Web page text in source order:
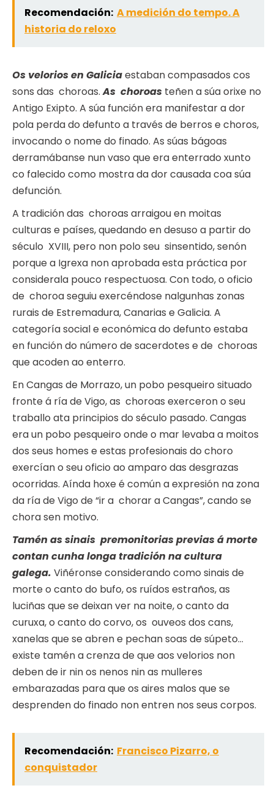
Recomendación: A medición do tempo. A
historia do reloxo
Os velorios en Galiciaestaban compasados cos
sons das choroas.As choroas teñen a súa orixe no
Antigo Exipto. A súa función era manifestar a dor
pola perda do defunto a través de berros e choros,
invocando o nome do finado. As súas bágoas
derramábanse nun vaso que era enterrado xunto
co falecido como mostra da dor causada coa súa
defunción.
A tradición das choroas arraigou en moitas
culturas e países, quedando en desuso a partir do
século XVIII, pero non polo seu sinsentido, senón
porque a Igrexa non aprobada esta práctica por
considerala pouco respectuosa. Con todo, o oficio
de choroa seguiu exercéndose nalgunhas zonas
rurais de Estremadura, Canarias e Galicia. A
categoría social e económica do defunto estaba
en función do número de sacerdotes e de choroas
que acoden ao enterro.
En Cangas de Morrazo, un pobo pesqueiro situado
fronte á ría de Vigo, as choroas exerceron o seu
traballo ata principios do século pasado. Cangas
era un pobo pesqueiro onde o mar levaba a moitos
dos seus homes e estas profesionais do choro
exercían o seu oficio ao amparo das desgrazas
ocorridas. Aínda hoxe é común a expresión na zona
da ría de Vigo de “ir a chorar a Cangas”, cando se
chora sen motivo.
Tamén as sinais premonitorias previas á morte
contan cunha longa tradición na cultura
galega. Viñéronse considerando como sinais de
morte o canto do bufo, os ruídos estraños, as
luciñas que se deixan ver na noite, o canto da
curuxa, o canto do corvo, os ouveos dos cans,
xanelas que se abren e pechan soas de súpeto…
existe tamén a crenza de que aos velorios non
deben de ir nin os nenos nin as mulleres
embarazadas para que os aires malos que se
desprenden do finado non entren nos seus corpos.
Recomendación: Francisco Pizarro, o
conquistador